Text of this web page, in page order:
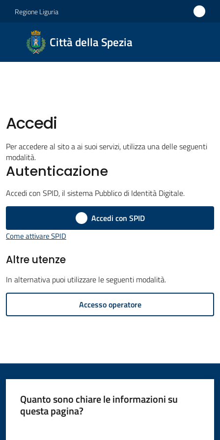
Vai al contenuto
Vai alla navigazione
Vai al footer
Regione Liguria
Città della Spezia
Città
della
Spezia
Merito
Civile
Medaglia
d'argento
al Valor
Militare
Amministrazione
Menu selezionato
Novità
Servizi
Vivere
Accedi
Per accedere al sito a ai suoi servizi, utilizza una delle seguenti
modalità.
Autenticazione
Accedi con SPID, il sistema Pubblico di Identità Digitale.
Accedi con SPID
Come attivare SPID
Altre utenze
In alternativa puoi utilizzare le seguenti modalità.
Accesso operatore
Quanto sono chiare le informazioni su
questa pagina?